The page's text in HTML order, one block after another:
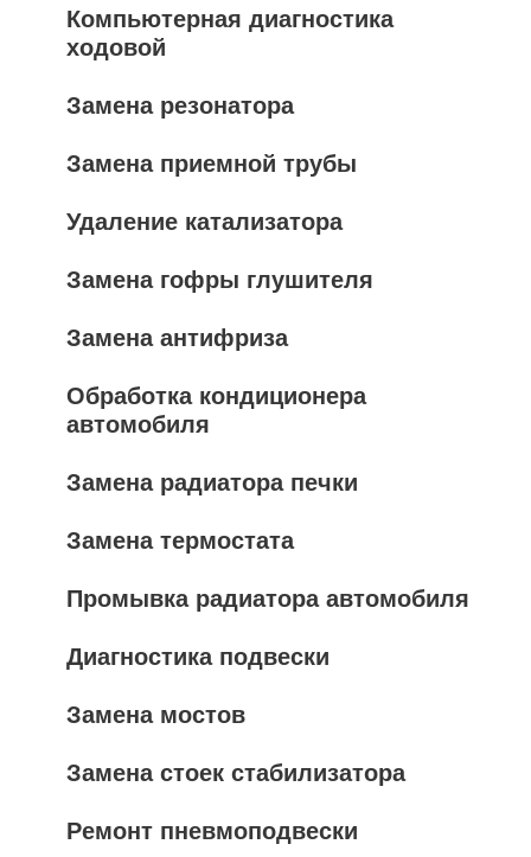
Компьютерная диагностика
ходовой
Замена резонатора
Замена приемной трубы
Удаление катализатора
Замена гофры глушителя
Замена антифриза
Обработка кондиционера
автомобиля
Замена радиатора печки
Замена термостата
Промывка радиатора автомобиля
Диагностика подвески
Замена мостов
Замена стоек стабилизатора
Ремонт пневмоподвески